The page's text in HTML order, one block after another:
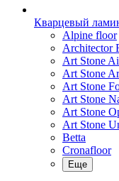
Кварцевый
Alpine floor
Architector
Art Stone
Art Stone
Art Stone
Art Stone
Art Stone
Art Stone
Betta
Cronafloor
Еще